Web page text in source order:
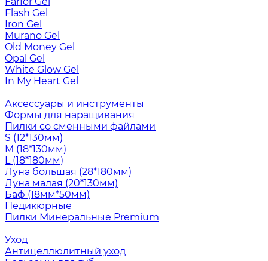
Flash Gel
Iron Gel
Murano Gel
Old Money Gel
Opal Gel
White Glow Gel
In My Heart Gel
Аксессуары и инструменты
Формы для наращивания
Пилки со сменными файлами
S (12*130мм)
M (18*130мм)
L (18*180мм)
Луна большая (28*180мм)
Луна малая (20*130мм)
Баф (18мм*50мм)
Педикюрные
Пилки Минеральные Premium
Уход
Антицеллюлитный уход